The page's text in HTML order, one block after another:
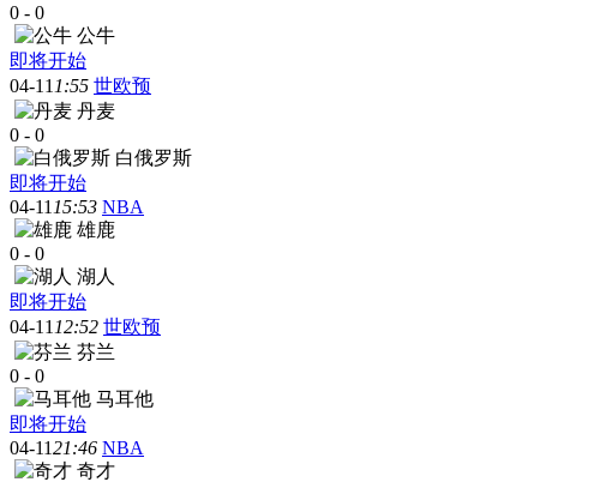
0 - 0
公牛
即将开始
04-11 1:55 世欧预
丹麦
0 - 0
白俄罗斯
即将开始
04-11 15:53 NBA
雄鹿
0 - 0
湖人
即将开始
04-11 12:52 世欧预
芬兰
0 - 0
马耳他
即将开始
04-1121:46 NBA
奇才